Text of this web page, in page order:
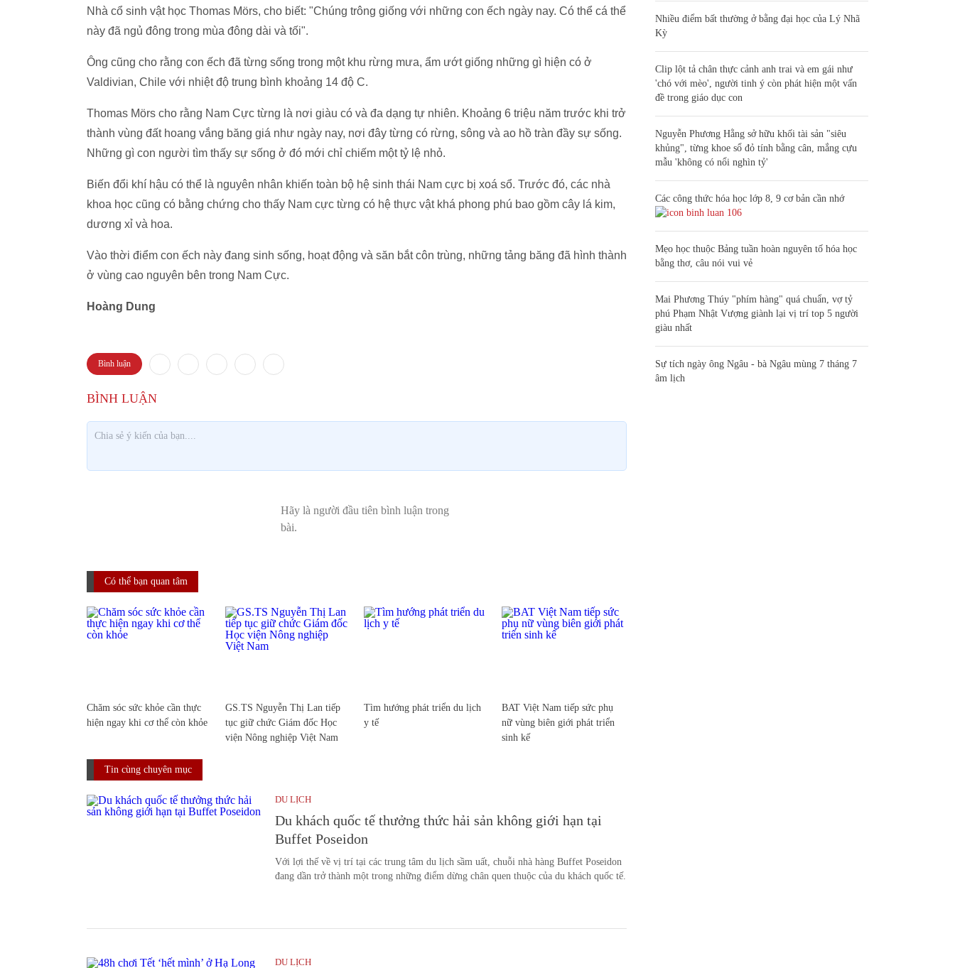
Nhà cổ sinh vật học Thomas Mörs, cho biết: "Chúng trông giống với những con ếch ngày nay. Có thể cá thể
này đã ngủ đông trong mùa đông dài và tối".
Ông cũng cho rằng con ếch đã từng sống trong một khu rừng mưa, ẩm ướt giống những gì hiện có ở
Valdivian, Chile với nhiệt độ trung bình khoảng 14 độ C.
Thomas Mörs cho rằng Nam Cực từng là nơi giàu có và đa dạng tự nhiên. Khoảng 6 triệu năm trước khi trở
thành vùng đất hoang vắng băng giá như ngày nay, nơi đây từng có rừng, sông và ao hồ tràn đầy sự sống.
Những gì con người tìm thấy sự sống ở đó mới chỉ chiếm một tỷ lệ nhỏ.
Biến đổi khí hậu có thể là nguyên nhân khiến toàn bộ hệ sinh thái Nam cực bị xoá sổ. Trước đó, các nhà
khoa học cũng có bằng chứng cho thấy Nam cực từng có hệ thực vật khá phong phú bao gồm cây lá kim,
dương xỉ và hoa.
Vào thời điểm con ếch này đang sinh sống, hoạt động và săn bắt côn trùng, những tảng băng đã hình thành
ở vùng cao nguyên bên trong Nam Cực.
Hoàng Dung
Bình luận
Có thể bạn quan tâm
Chăm sóc sức khỏe cần thực
hiện ngay khi cơ thể còn khỏe
GS.TS Nguyễn Thị Lan tiếp
tục giữ chức Giám đốc Học
viện Nông nghiệp Việt Nam
Tìm hướng phát triển du lịch
y tế
BAT Việt Nam tiếp sức phụ
nữ vùng biên giới phát triển
sinh kế
Tin cùng chuyên mục
DU LỊCH
Du khách quốc tế thưởng thức hải sản không giới hạn tại
Buffet Poseidon
Với lợi thế về vị trí tại các trung tâm du lịch sầm uất, chuỗi nhà hàng Buffet Poseidon
đang dần trở thành một trong những điểm dừng chân quen thuộc của du khách quốc tế.
DU LỊCH
Nhiều điểm bất thường ở bằng đại học của Lý Nhã
Kỳ
Clip lột tả chân thực cảnh anh trai và em gái như
'chó với mèo', người tinh ý còn phát hiện một vấn
đề trong giáo dục con
Nguyễn Phương Hằng sở hữu khối tài sản "siêu
khủng", từng khoe sổ đỏ tính bằng cân, mắng cựu
mẫu 'không có nổi nghìn tỷ'
Các công thức hóa học lớp 8, 9 cơ bản cần nhớ
106
Mẹo học thuộc Bảng tuần hoàn nguyên tố hóa học
bằng thơ, câu nói vui vẻ
Mai Phương Thúy "phím hàng" quá chuẩn, vợ tỷ
phú Phạm Nhật Vượng giành lại vị trí top 5 người
giàu nhất
Sự tích ngày ông Ngâu - bà Ngâu mùng 7 tháng 7
âm lịch